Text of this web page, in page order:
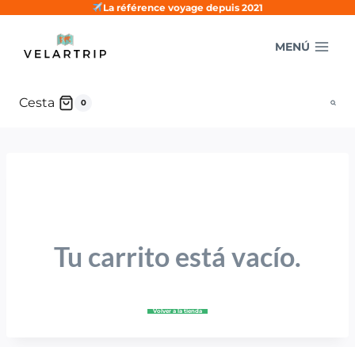
contenido
La référence voyage depuis 2021
MENÚ
Cesta 0
Tu carrito está vacío.
Volver a la tienda